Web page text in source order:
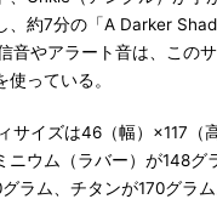
、約7分の「A Darker
音やアラート音は、この
使っている。
イズは46（幅）×117（
ニウム（ラバー）が148グ
グラム、チタンが170グラ